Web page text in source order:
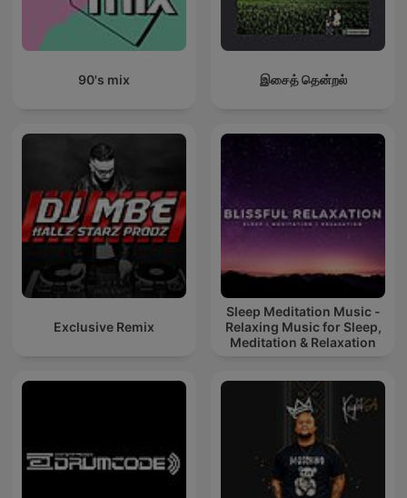
90's mix இசைத் தென்றல்
Exclusive Remix
Sleep Meditation Music -
Relaxing Music for Sleep,
Meditation & Relaxation